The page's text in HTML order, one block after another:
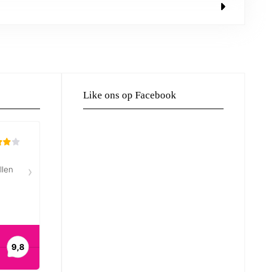
Like ons op Facebook